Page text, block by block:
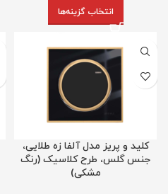
انتخاب گزینه‌ها
کلید و پریز مدل آلفا زه طلایی،
جنس گلس، طرح کلاسیک (رنگ
مشکی)